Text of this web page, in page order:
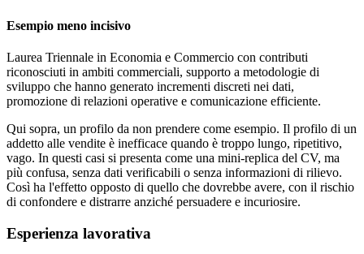
Esempio meno incisivo
Laurea Triennale in Economia e Commercio con contributi
riconosciuti in ambiti commerciali, supporto a metodologie di
sviluppo che hanno generato incrementi discreti nei dati,
promozione di relazioni operative e comunicazione efficiente.
Qui sopra, un profilo da non prendere come esempio. Il profilo di un
addetto alle vendite è inefficace quando è troppo lungo, ripetitivo,
vago. In questi casi si presenta come una mini-replica del CV, ma
più confusa, senza dati verificabili o senza informazioni di rilievo.
Così ha l'effetto opposto di quello che dovrebbe avere, con il rischio
di confondere e distrarre anziché persuadere e incuriosire.
Esperienza lavorativa